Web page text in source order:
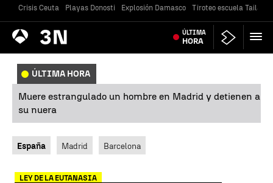
Crisis Ceuta Playas Donosti Explosión Damasco Tiroteo escuela
Antena
3 Noticias ÚLTIMA
HORA
ÚLTIMA HORA
Muere estrangulado un hombre en Madrid y detienen a
su nuera
España Madrid Barcelona
LEY DE LA EUTANASIA